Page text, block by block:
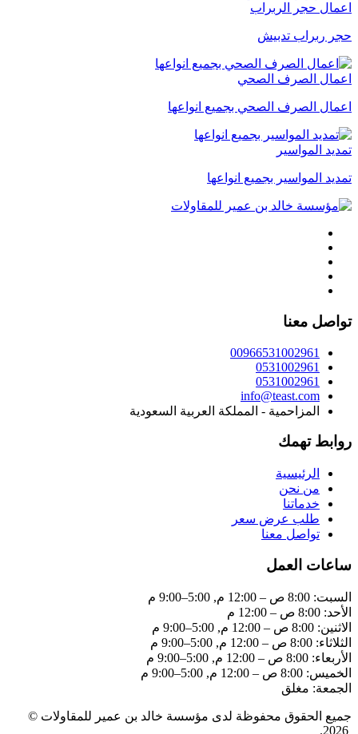
اعمال حجر الربراب
حجر ربراب تدبيش
اعمال الصرف الصحي
اعمال الصرف الصحي بجميع انواعها
تمديد المواسير
تمديد المواسير بجميع انواعها
تواصل معنا
00966531002961
0531002961
0531002961
info@teast.com
المزاحمية‎ - المملكة العربية السعودية
روابط تهمك
الرئيسية
من نحن
خدماتنا
طلب عرض سعر
تواصل معنا
ساعات العمل
السبت: 8:00 ص – 12:00 م, 5:00–9:00 م
الأحد: 8:00 ص – 12:00 م
الاثنين: 8:00 ص – 12:00 م, 5:00–9:00 م
الثلاثاء: 8:00 ص – 12:00 م, 5:00–9:00 م
الأربعاء: 8:00 ص – 12:00 م, 5:00–9:00 م
الخميس: 8:00 ص – 12:00 م, 5:00–9:00 م
الجمعة: مغلق
جميع الحقوق محفوظة لدى مؤسسة خالد بن عمير للمقاولات ©
2026
.